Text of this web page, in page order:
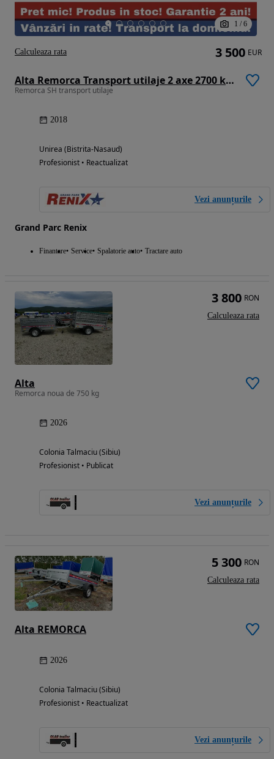
1 / 6
Alta Remorca Transport utilaje 2 axe 2700 kg 2,5m/1.25m
Remorca SH transport utilaje
2018
Unirea (Bistrita-Nasaud)
Profesionist • Reactualizat
Vezi anunțurile
Grand Parc Renix
Finantare Service Spalatorie auto Tractare auto
3 500 EUR
Calculeaza rata
Alta
Remorca noua de 750 kg
2026
Colonia Talmaciu (Sibiu)
Profesionist • Publicat
Vezi anunțurile
3 800 RON
Calculeaza rata
Alta REMORCA
2026
Colonia Talmaciu (Sibiu)
Profesionist • Reactualizat
Vezi anunțurile
5 300 RON
Calculeaza rata